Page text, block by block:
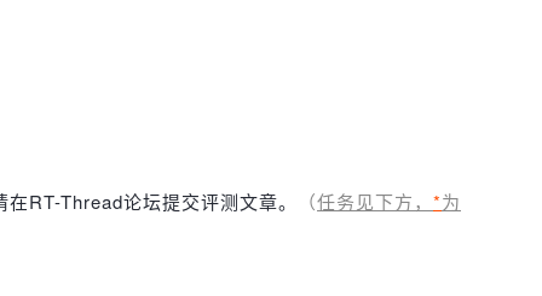
RT-Thread论坛提交评测文章。 （任务见下方， *为